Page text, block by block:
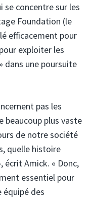
se concentre sur les
Foundation (le
efficacement pour
exploiter les
dans une poursuite
pas les
beaucoup plus vaste
de notre société
quelle histoire
écrit Amick. « Donc,
essentiel pour
des